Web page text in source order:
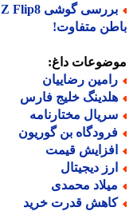
متفاوت!
داغ:
رضاییان
خلیج فارس
مختارنامه
بن گوریون
قیمت
دیجیتال
محمدی
قدرت خرید